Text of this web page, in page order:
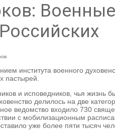
института военного
пастырей.
и исповедников, чья жизнь
делилось на две
ведомство входило 730
с мобилизационным
уже более пяти тысяч